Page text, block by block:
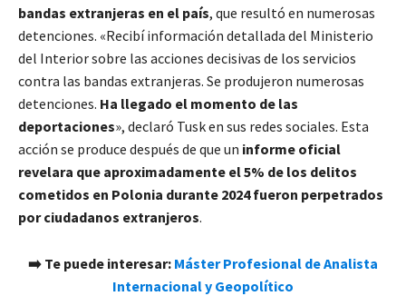
bandas extranjeras en el país, que resultó en numerosas
detenciones. «Recibí información detallada del Ministerio
del Interior sobre las acciones decisivas de los servicios
contra las bandas extranjeras. Se produjeron numerosas
detenciones. Ha llegado el momento de las
deportaciones», declaró Tusk en sus redes sociales. Esta
acción se produce después de que un informe oficial
revelara que aproximadamente el 5% de los delitos
cometidos en Polonia durante 2024 fueron perpetrados
por ciudadanos extranjeros.
➡️ Te puede interesar: Máster Profesional de Analista
Internacional y Geopolítico